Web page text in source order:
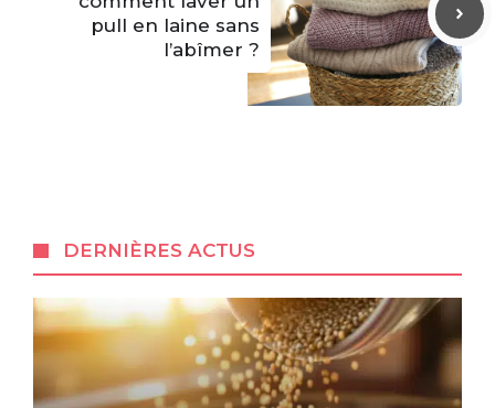
pull en laine sans
l’abîmer ?
DERNIÈRES ACTUS